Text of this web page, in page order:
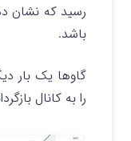
رسید که نشان
باشد.
گاوها یک بار
را به کانال